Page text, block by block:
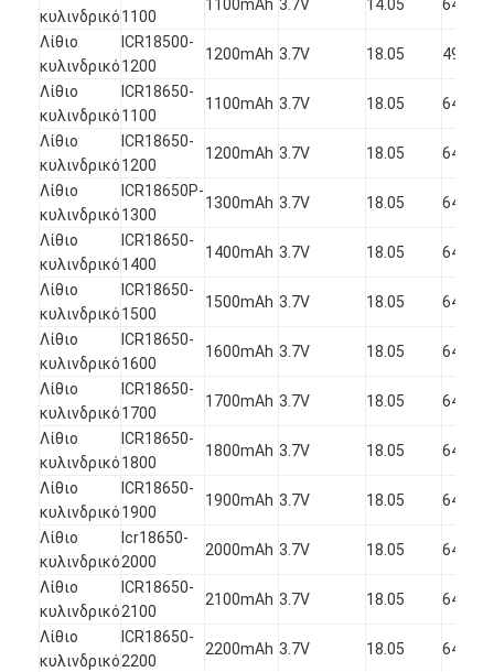
Αρχική μπαταρία λίθιου
υβριδική μπαταρία αυτοκινήτων
κυλινδρικό1100
1100mAh 3.7V 14.05 64.80
Λίθιο
κυλινδρικό
ICR18500-
1200
1200mAh 3.7V 18.05 49.80
Λίθιο
κυλινδρικό
ICR18650-
1100
1100mAh 3.7V 18.05 64.50
Λίθιο
κυλινδρικό
ICR18650-
1200
1200mAh 3.7V 18.05 64.50
Λίθιο
κυλινδρικό
ICR18650P-
1300
1300mAh 3.7V 18.05 64.50
Λίθιο
κυλινδρικό
ICR18650-
1400
1400mAh 3.7V 18.05 64.50
Λίθιο
κυλινδρικό
ICR18650-
1500
1500mAh 3.7V 18.05 64.50
Λίθιο
κυλινδρικό
ICR18650-
1600
1600mAh 3.7V 18.05 64.50
Λίθιο
κυλινδρικό
ICR18650-
1700
1700mAh 3.7V 18.05 64.50
Λίθιο
κυλινδρικό
ICR18650-
1800
1800mAh 3.7V 18.05 64.50
Λίθιο
κυλινδρικό
ICR18650-
1900
1900mAh 3.7V 18.05 64.50
Λίθιο
κυλινδρικό
Icr18650-
2000
2000mAh 3.7V 18.05 64.50
Λίθιο
κυλινδρικό
ICR18650-
2100
2100mAh 3.7V 18.05 64.50
Λίθιο
κυλινδρικό
ICR18650-
2200
2200mAh 3.7V 18.05 64.50